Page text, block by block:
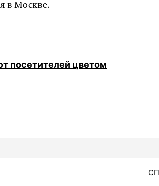
в Москве.
посетителей цветом